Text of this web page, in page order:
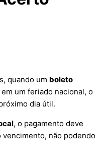
quando um boleto
em um feriado nacional, o
dia útil.
, o pagamento deve
não podendo